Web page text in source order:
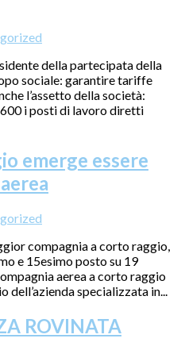
della partecipata della
sociale: garantire tariffe
l’assetto della società:
i posti di lavoro diretti
emerge essere
compagnia a corto raggio,
e 15esimo posto su 19
aerea a corto raggio
dell’azienda specializzata in...
ROVINATA